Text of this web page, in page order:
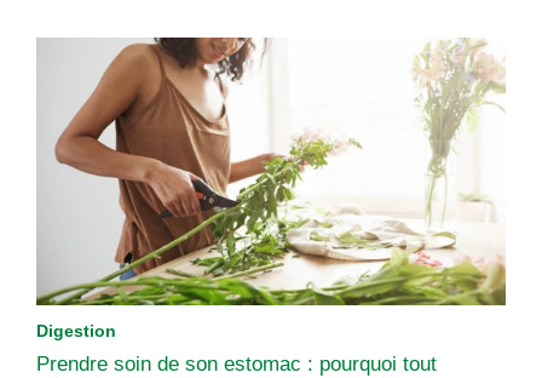
Digestion
Prendre soin de son estomac : pourquoi tout